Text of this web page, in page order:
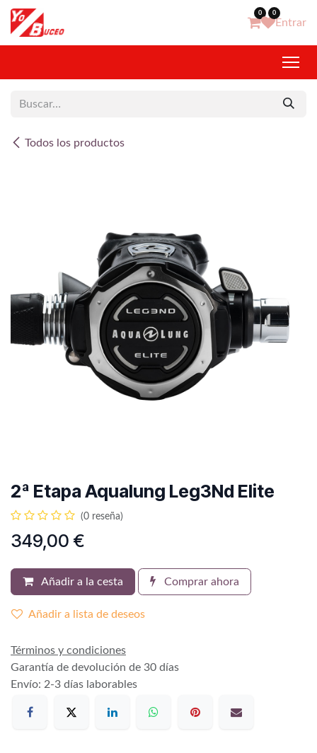
Ir al contenido 0 0
Entrar
Todos los productos
2ª Etapa Aqualung Leg3Nd Elite
(0 reseña)
349,00 €
Añadir a la cesta Comprar ahora
Añadir a lista de deseos
Términos y condiciones
Garantía de devolución de 30 días
Envío: 2-3 días laborables